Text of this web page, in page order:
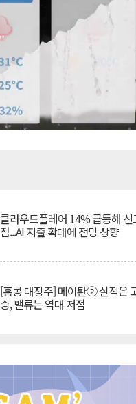
클라우드플레어 14% 급등해 신
점...AI 지출 확대에 전망 상향
[홍콩 대장주] 메이퇀② 실적은
승, 밸류는 역대 저점